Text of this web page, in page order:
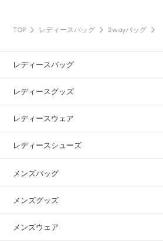
TOP レディースバッグ 2wayバッグ
レディースバッグ
レディースグッズ
レディースウェア
レディースシューズ
メンズバッグ
メンズグッズ
メンズウェア